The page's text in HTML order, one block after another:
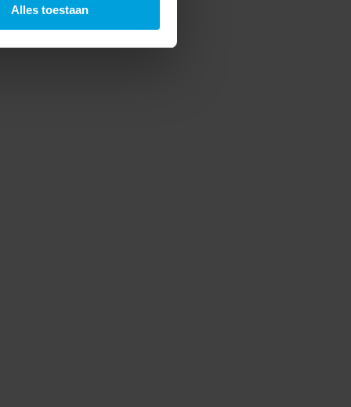
Alles toestaan